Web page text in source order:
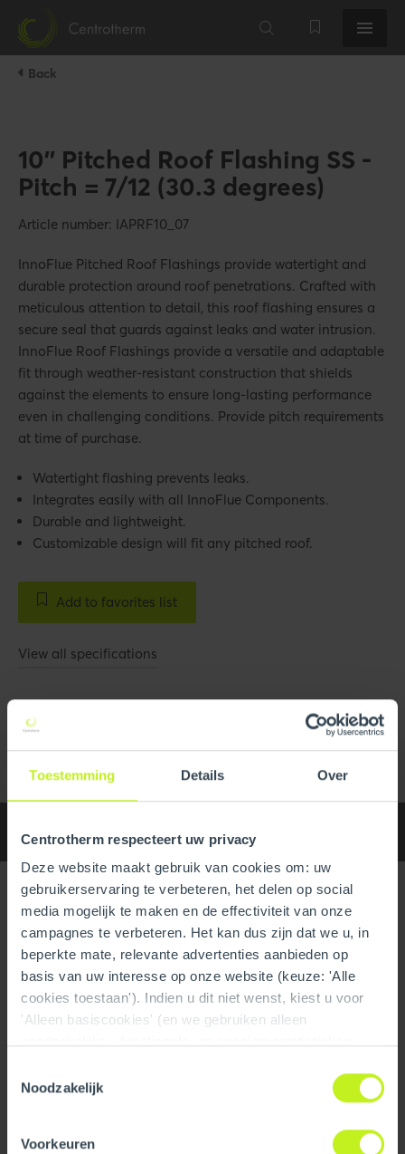
Toestemming Details Over
Centrotherm respecteert uw privacy
Deze website maakt gebruik van cookies om: uw
gebruikerservaring te verbeteren, het delen op social
media mogelijk te maken en de effectiviteit van onze
campagnes te verbeteren. Het kan dus zijn dat we u, in
beperkte mate, relevante advertenties aanbieden op
basis van uw interesse op onze website (keuze: 'Alle
cookies toestaan'). Indien u dit niet wenst, kiest u voor
'Alleen basiscookies' (en we gebruiken alleen
De 'Details tonen' knop geeft per categorie een korte
uitleg. Op onze privacy statementpagina vindt u nadere
informatie. Op deze pagina kunt u tevens uw keuze
ongedaan maken.
Noodzakelijk
Voorkeuren
Back
10'' Pitched Roof Flashing SS -
Pitch = 7/12 (30.3 degrees)
Article number: IAPRF10_07
InnoFlue Pitched Roof Flashings provide watertight and
durable protection around roof penetrations. Crafted with
meticulous attention to detail, this roof flashing ensures a
secure seal that guards against leaks and water intrusion.
InnoFlue Roof Flashings provide a versatile and adaptable
fit through weather-resistant construction that shields
against the elements to ensure long-lasting performance
even in challenging conditions. Provide pitch requirements
at time of purchase.
Watertight flashing prevents leaks.
Integrates easily with all InnoFlue Components.
Durable and lightweight.
Customizable design will fit any pitched roof.
Add to favorites list
View all specifications
Specifications
Specifications
General
Product Name
10'' Pitched Roof Flashing SS
- Pitch = 7/12 (30.3 degrees)
GTIN